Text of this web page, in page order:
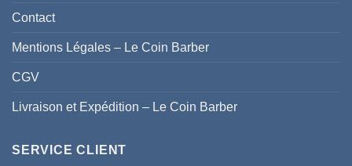
Contact
Mentions Légales – Le Coin Barber
CGV
Livraison et Expédition – Le Coin Barber
SERVICE CLIENT